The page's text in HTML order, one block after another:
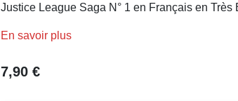
Justice League Saga N° 1 en Français en Très
En savoir plus
7,90 €